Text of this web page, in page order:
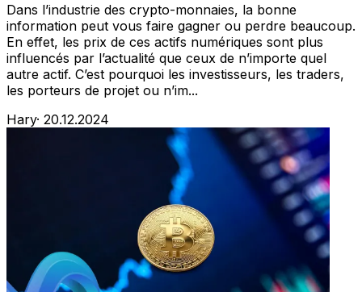
Dans l’industrie des crypto-monnaies, la bonne
information peut vous faire gagner ou perdre beaucoup.
En effet, les prix de ces actifs numériques sont plus
influencés par l’actualité que ceux de n’importe quel
autre actif. C’est pourquoi les investisseurs, les traders,
les porteurs de projet ou n’im...
Hary· 20.12.2024